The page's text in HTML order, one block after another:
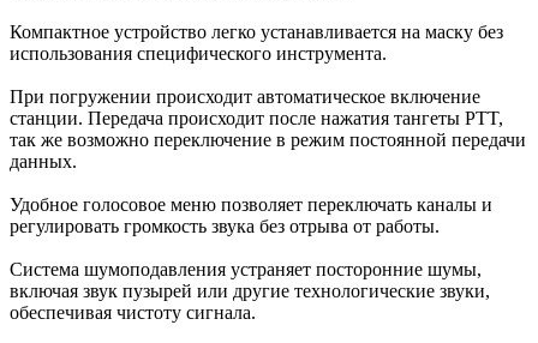
Компактное устройство легко устанавливается на маску без
использования специфического инструмента.
При погружении происходит автоматическое включение
станции. Передача происходит после нажатия тангеты PTT,
так же возможно переключение в режим постоянной передачи
данных.
Удобное голосовое меню позволяет переключать каналы и
регулировать громкость звука без отрыва от работы.
Система шумоподавления устраняет посторонние шумы,
включая звук пузырей или другие технологические звуки,
обеспечивая чистоту сигнала.